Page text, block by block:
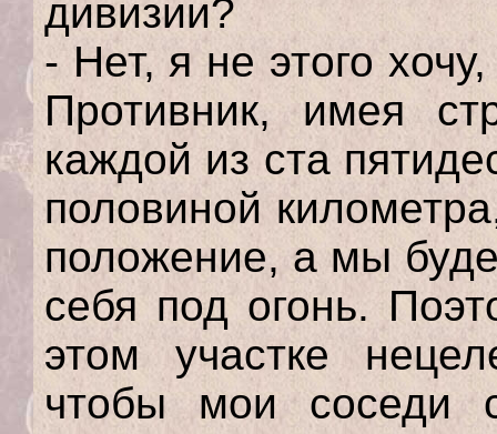
дивизии?
- Нет, я не этого
Противник, имея
каждой из ста
половиной
положение, а мы
себя под огонь.
этом участке
чтобы мои соседи